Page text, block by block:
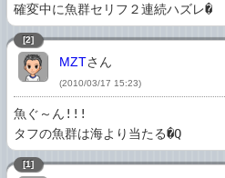
確変中に魚群セリフ２連続ハズレ�
[2]
MZTさん
(2010/03/17 15:23)
魚ぐ～ん!!!
タフの魚群は海より当たる�Q
[1]